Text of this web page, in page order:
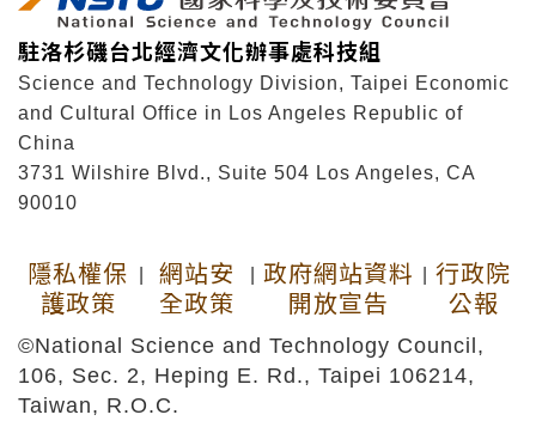
駐洛杉磯台北經濟文化辦事處科技組
Science and Technology Division, Taipei Economic
and Cultural Office in Los Angeles Republic of
China
3731 Wilshire Blvd., Suite 504 Los Angeles, CA
90010
隱私權保
護政策
網站安
全政策
政府網站資料
開放宣告
行政院
公報
©National Science and Technology Council,
106, Sec. 2, Heping E. Rd., Taipei 106214,
Taiwan, R.O.C.